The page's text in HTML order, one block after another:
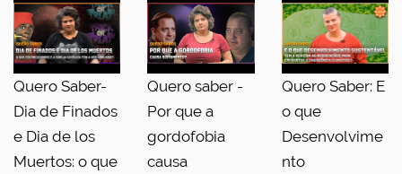
Quero Saber-
Dia de Finados
e Dia de los
Muertos: o que
Quero saber -
Por que a
gordofobia
causa
Quero Saber: E
o que
Desenvolvime
nto